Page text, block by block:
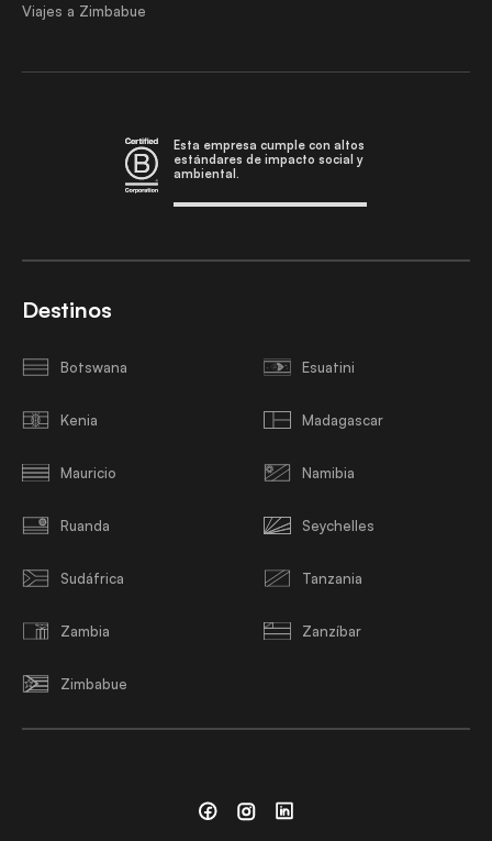
Viajes a Zimbabue
Esta empresa cumple con altos
estándares de impacto social y
ambiental.
Destinos
Botswana Esuatini
Kenia Madagascar
Mauricio Namibia
Ruanda Seychelles
Sudáfrica Tanzania
Zambia Zanzíbar
Zimbabue
FacebookInstagramLinkedin